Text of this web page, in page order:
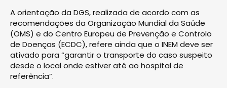
A orientação da DGS, realizada de acordo com as
recomendações da Organização Mundial da Saúde
(OMS) e do Centro Europeu de Prevenção e Controlo
de Doenças (ECDC), refere ainda que o INEM deve ser
ativado para “garantir o transporte do caso suspeito
desde o local onde estiver até ao hospital de
referência”.